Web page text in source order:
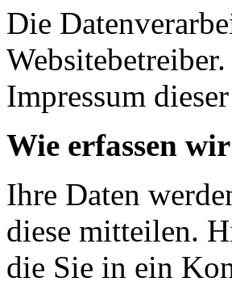
Die
Impressum
Wie erfassen
Ihre Daten
diese mitteilen.
die Sie in ein